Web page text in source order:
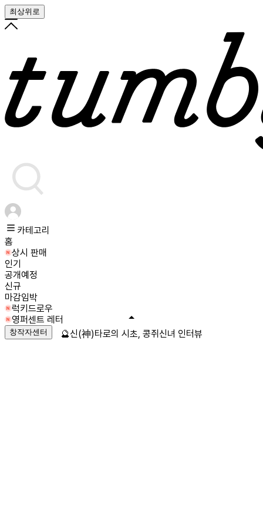
최상위로
카테고리
홈
상시 판매
인기
공개예정
신규
마감임박
럭키드로우
영퍼센트 레터
창작자센터 🔮신(神)타로의 시초, 콩쥐신녀 인터뷰